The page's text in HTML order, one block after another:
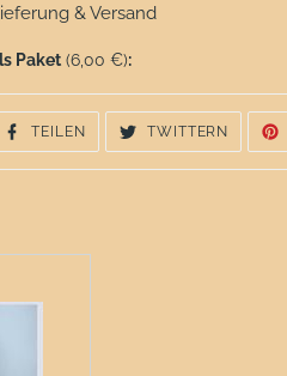
& Versand
Paket (6,00 €):
TEILENAUF
FACEBOOK
TEILEN
TWITTERN